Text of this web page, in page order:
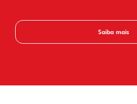
Saiba mais